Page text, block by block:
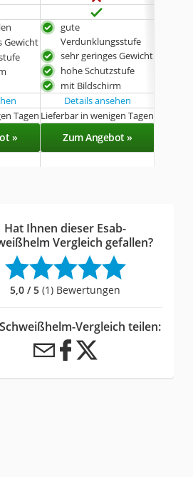
Gewicht
gute
Verdunklungsstufe
sehr geringes Gewicht
hohe Schutzstufe
mit Bildschirm
Details ansehen
Tagen Lieferbar in wenigen Tagen
» Zum Angebot »
Hat Ihnen dieser Esab-
Vergleich gefallen?
5,0 / 5 (1) Bewertungen
Vergleich teilen: